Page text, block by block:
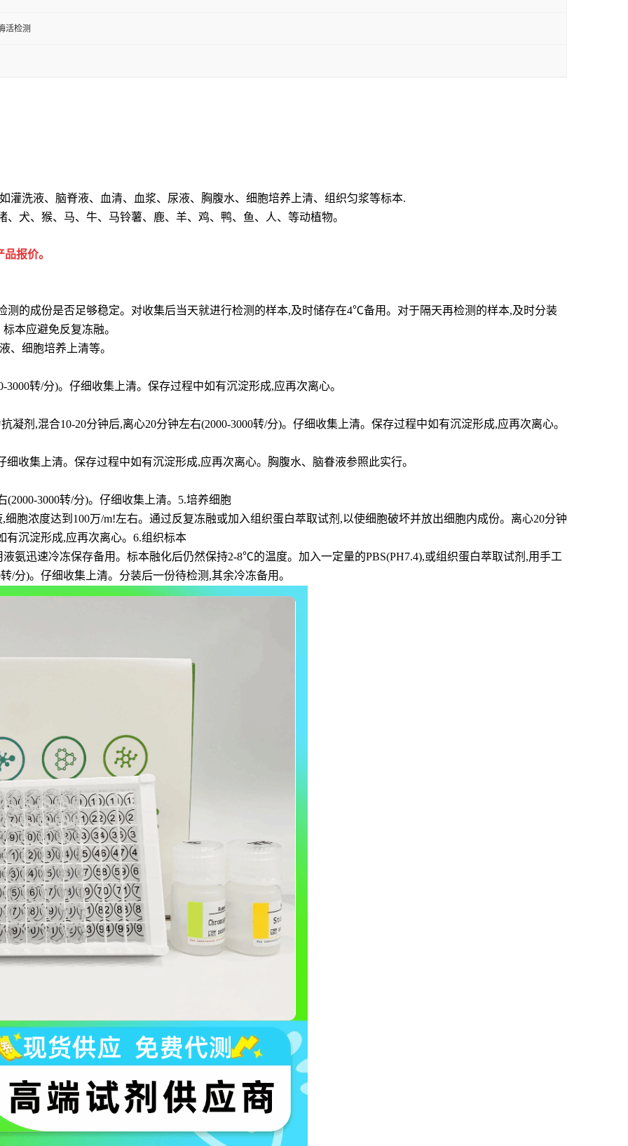
活检测
灌洗液、脑脊液、血清、血浆、尿液、胸腹水、细胞培养上清、组织匀浆等标本.
犬、猴、马、牛、马铃薯、鹿、羊、鸡、鸭、鱼、人、等动植物。
报价。
测的成份是否足够稳定。对收集后当天就进行检测的样本,及时储存在4℃备用。对于隔天再检测的样本,及时分装
本应避免反复冻融。
、细胞培养上清等。
转/分)。仔细收集上清。保存过程中如有沉淀形成,应再次离心。
剂,混合10-20分钟后,离心20分钟左右(2000-3000转/分)。仔细收集上清。保存过程中如有沉淀形成,应再次离心。
细收集上清。保存过程中如有沉淀形成,应再次离心。胸腹水、脑眷液参照此实行。
3000转/分)。仔细收集上清。5.培养细胞
细胞浓度达到100万/m!左右。通过反复冻融或加入组织蛋白萃取试剂,以使细胞破坏并放出细胞内成份。离心20分钟
有沉淀形成,应再次离心。6.组织标本
氨迅速冷冻保存备用。标本融化后仍然保持2-8℃的温度。加入一定量的PBS(PH7.4),或组织蛋白萃取试剂,用手工
/分)。仔细收集上清。分装后一份待检测,其余冷冻备用。